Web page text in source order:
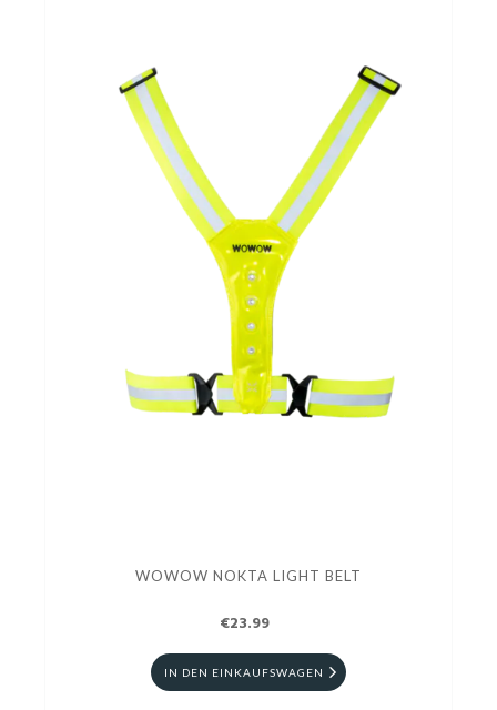
WOWOW NOKTA LIGHT BELT
€23.99
IN DEN EINKAUFSWAGEN